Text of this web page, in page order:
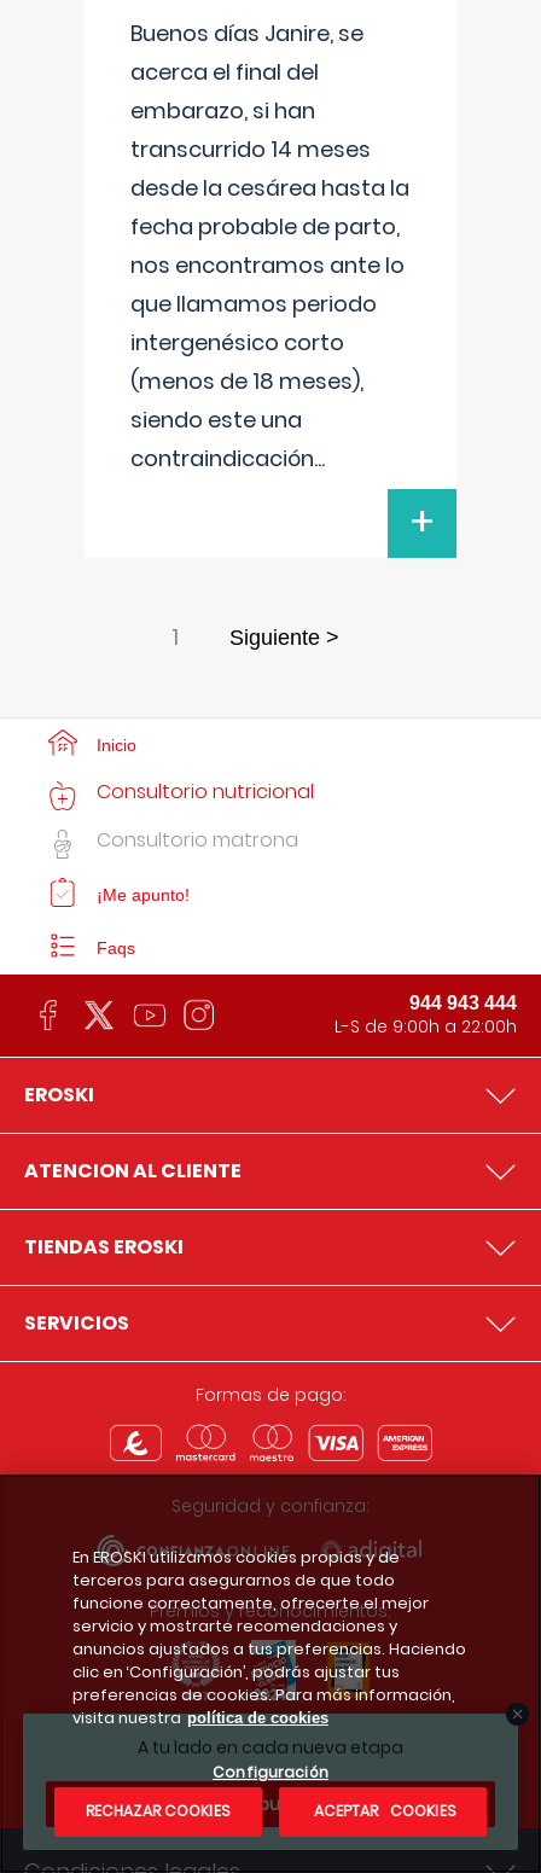
Buenos días Janire, se
acerca el final del
embarazo, si han
transcurrido 14 meses
desde la cesárea hasta la
fecha probable de parto,
nos encontramos ante lo
que llamamos periodo
intergenésico corto
(menos de 18 meses),
siendo este una
contraindicación...
+
1 Siguiente >
A tu lado en cada nueva etapa
¿Te apuntas?
Inicio
Consultorio nutricional
Consultorio matrona
¡Me apunto!
Faqs
944 943 444
L-S de 9:00h a 22:00h
EROSKI
ATENCION AL CLIENTE
TIENDAS EROSKI
SERVICIOS
Formas de pago:
Seguridad y confianza:
Premios y reconocimientos:
Descarga la app del club
En EROSKI utilizamos cookies propias y de
terceros para asegurarnos de que todo
funcione correctamente, ofrecerte el mejor
servicio y mostrarte recomendaciones y
anuncios ajustados a tus preferencias. Haciendo
clic en ‘Configuración’, podrás ajustar tus
preferencias de cookies. Para más información,
visita nuestra política de cookies
Configuración
RECHAZAR COOKIES
ACEPTAR COOKIES